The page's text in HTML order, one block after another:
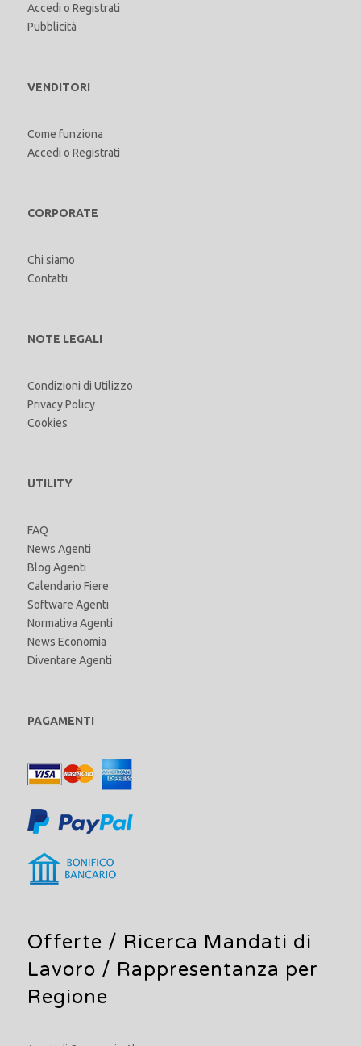
Accedi o Registrati
Pubblicità
VENDITORI
Come funziona
Accedi o Registrati
CORPORATE
Chi siamo
Contatti
NOTE LEGALI
Condizioni di Utilizzo
Privacy Policy
Cookies
UTILITY
FAQ
News Agenti
Blog Agenti
Calendario Fiere
Software Agenti
Normativa Agenti
News Economia
Diventare Agenti
PAGAMENTI
Offerte / Ricerca Mandati di
Lavoro / Rappresentanza per
Regione